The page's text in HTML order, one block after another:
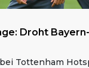
Droht
Tottenham